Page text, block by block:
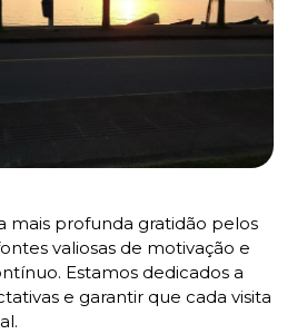
mais profunda gratidão pelos
valiosas de motivação e
Estamos dedicados a
e garantir que cada visita